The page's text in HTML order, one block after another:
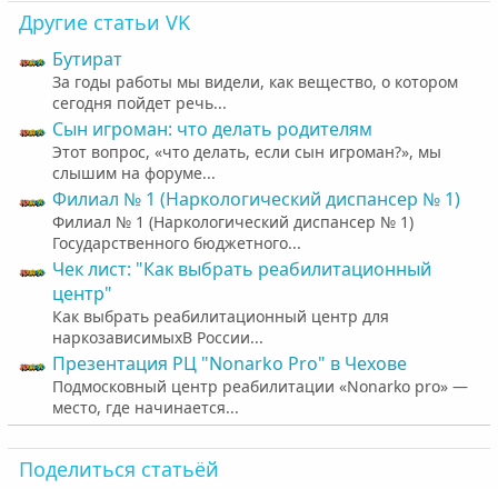
Другие статьи VK
Бутират
За годы работы мы видели, как вещество, о котором
сегодня пойдет речь...
Cын игроман: что делать родителям
Этот вопрос, «что делать, если сын игроман?», мы
слышим на форуме...
Филиал № 1 (Наркологический диспансер № 1)
Филиал № 1 (Наркологический диспансер № 1)
Государственного бюджетного...
Чек лист: "Как выбрать реабилитационный
центр"
Как выбрать реабилитационный центр для
наркозависимыхВ России...
Презентация РЦ "Nonarko Pro" в Чехове
Подмосковный центр реабилитации «Nonarko pro» —
место, где начинается...
Поделиться статьёй